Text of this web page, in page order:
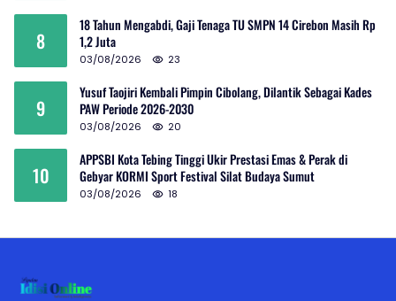
8
18 Tahun Mengabdi, Gaji Tenaga TU SMPN 14 Cirebon Masih Rp
1,2 Juta
03/08/2026 23
9
Yusuf Taojiri Kembali Pimpin Cibolang, Dilantik Sebagai Kades
PAW Periode 2026-2030
03/08/2026 20
10
APPSBI Kota Tebing Tinggi Ukir Prestasi Emas & Perak di
Gebyar KORMI Sport Festival Silat Budaya Sumut
03/08/2026 18